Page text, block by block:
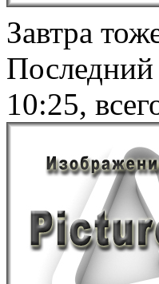
Завтра
Последний
10:25,